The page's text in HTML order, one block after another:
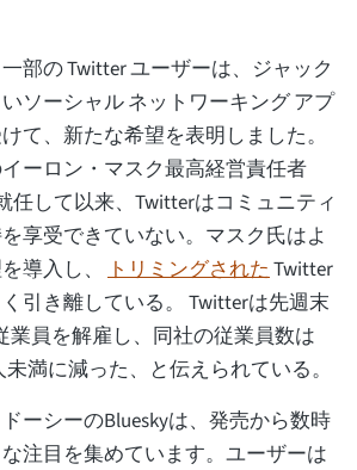
部の Twitter ユーザーは、ジャック
ソーシャル ネットワーキング アプ
て、新たな希望を表明しました。
ーロン・マスク最高経営責任者
就任して以来、Twitterはコミュニティ
享受できていない。マスク氏はよ
導入し、
トリミングされた Twitter
引き離している。 Twitterは先週末
業員を解雇し、同社の従業員数は
未満に減った、と伝えられている。
ーシーのBlueskyは、発売から数時
注目を集めています。ユーザーは